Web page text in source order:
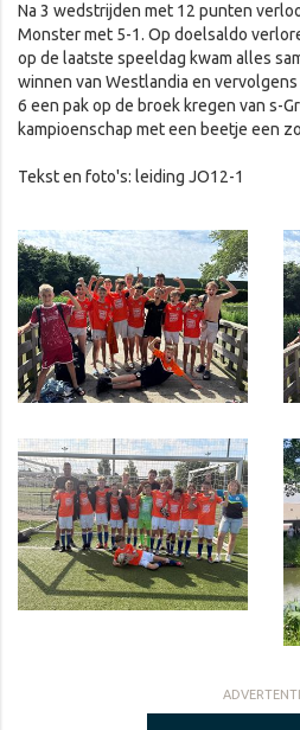
Na 3 wedstrijden met 12 punten
Monster met 5-1. Op doelsaldo
op de laatste speeldag kwam alles
winnen van Westlandia en
6 een pak op de broek kregen van s-
kampioenschap met een beetje een
Tekst en foto's: leiding JO12-1